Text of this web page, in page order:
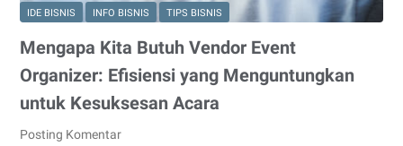
24
IDE BISNIS INFO BISNIS TIPS BISNIS
Mengapa Kita Butuh Vendor Event
Organizer: Efisiensi yang Menguntungkan
untuk Kesuksesan Acara
Posting Komentar